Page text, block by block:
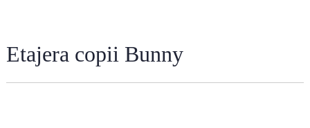
Etajera copii Bunny